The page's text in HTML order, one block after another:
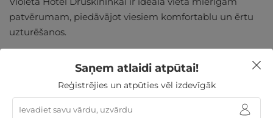
patvērumam, piedāvājot viesiem komfortablu un ērtu
uzturēšanos.
Saņem atlaidi atpūtai!
Reģistrējies un atpūties vēl izdevīgāk